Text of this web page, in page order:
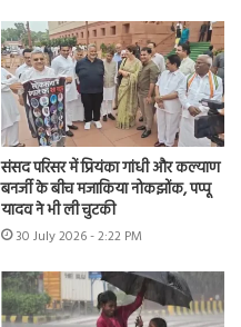
संसद परिसर में प्रियंका गांधी और कल्याण
बनर्जी के बीच मजाकिया नोकझोंक, पप्पू
यादव ने भी ली चुटकी
30 July 2026 - 2:22 PM